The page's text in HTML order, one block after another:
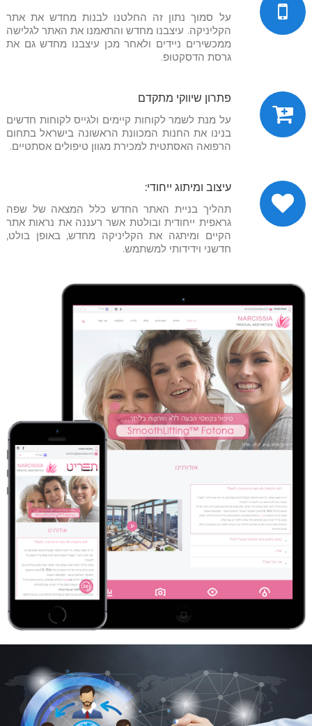
על סמוך נתון זה החלטנו לבנות מחדש את אתר
הקליניקה. עיצבנו מחדש והתאמנו את האתר לגלישה
ממכשירים ניידים ולאחר מכן עיצבנו מחדש גם את
גרסת הדסקטופ.
פתרון שיווקי מתקדם
על מנת לשמר לקוחות קיימים ולגייס לקוחות חדשים
בנינו את החנות המכוונת הראשונה בישראל בתחום
הרפואה האסתטית למכירת מגוון טיפולים אסתטיים.
עיצוב ומיתוג ייחודי:
תהליך בניית האתר החדש כלל המצאה של שפה
גראפית ייחודית ובולטת אשר רעננה את נראות אתר
הקיים ומיתגה את הקליניקה מחדש, באופן בולט,
חדשני וידידותי למשתמש.